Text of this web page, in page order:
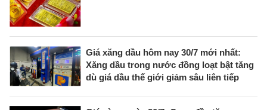
Giá xăng dầu hôm nay 30/7 mới nhất:
Xăng dầu trong nước đồng loạt bật tăng
dù giá dầu thế giới giảm sâu liên tiếp